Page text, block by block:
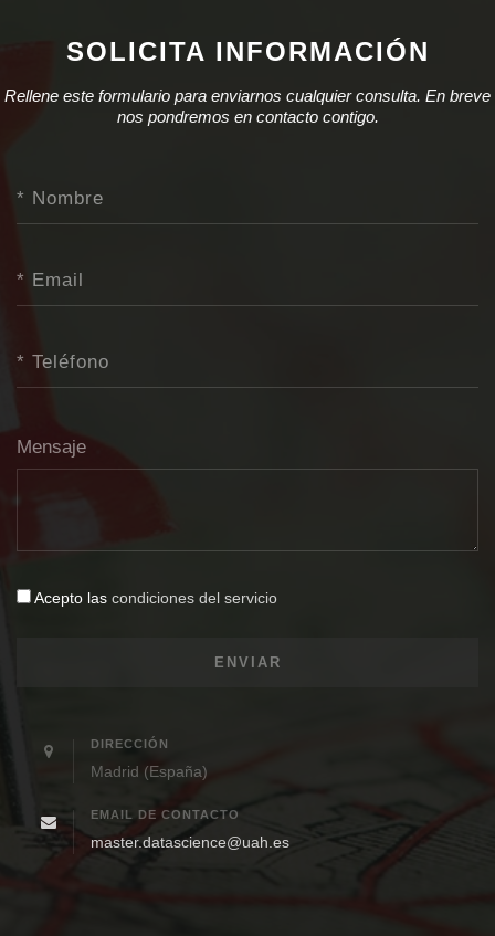
SOLICITA INFORMACIÓN
Rellene este formulario para enviarnos cualquier consulta. En breve
nos pondremos en contacto contigo.
Mensaje
Acepto las condiciones del servicio
DIRECCIÓN
Madrid (España)
EMAIL DE CONTACTO
master.datascience@uah.es